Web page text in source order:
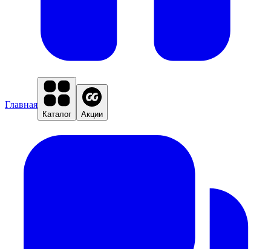
Главная
Каталог Акции